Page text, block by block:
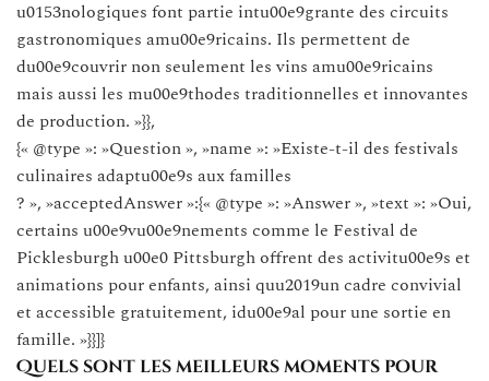
u0153nologiques font partie intu00e9grante des circuits
gastronomiques amu00e9ricains. Ils permettent de
du00e9couvrir non seulement les vins amu00e9ricains
mais aussi les mu00e9thodes traditionnelles et innovantes
de production. »}},
{« @type »: »Question », »name »: »Existe-t-il des festivals
culinaires adaptu00e9s aux familles
? », »acceptedAnswer »:{« @type »: »Answer », »text »: »Oui,
certains u00e9vu00e9nements comme le Festival de
Picklesburgh u00e0 Pittsburgh offrent des activitu00e9s et
animations pour enfants, ainsi quu2019un cadre convivial
et accessible gratuitement, idu00e9al pour une sortie en
famille. »}}]}
Quels sont les meilleurs moments pour